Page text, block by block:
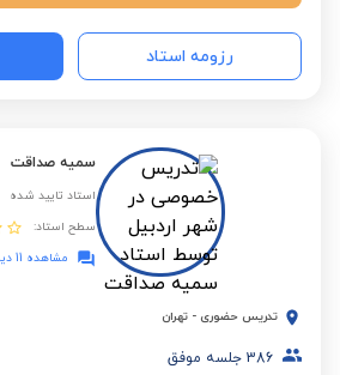
رزومه استاد
سمیه صداقت
استاد تایید شده
سطح استاد:
مشاهده 11 دیدگاه
تدریس حضوری - تهران
386 جلسه موفق